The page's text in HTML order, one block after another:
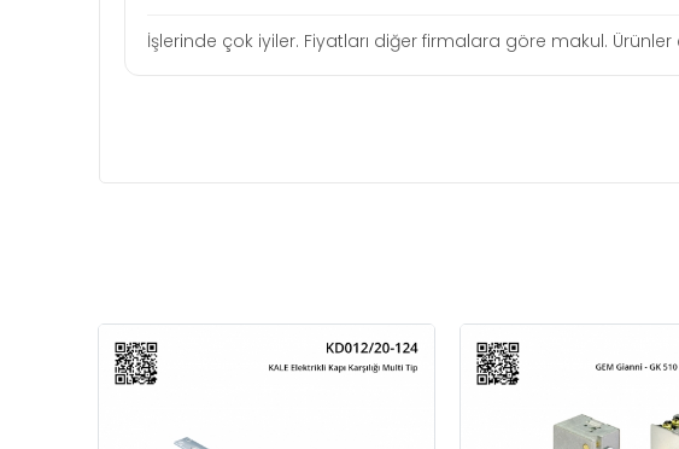
İşlerinde çok iyiler. Fiyatları diğer firmalara göre makul.